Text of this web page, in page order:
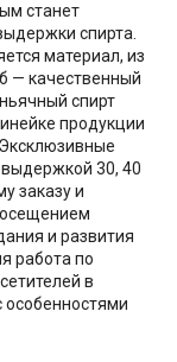
станет
спирта.
материал, из
— качественный
спирт
продукции
30, 40
заказу и
и развития
работа по
в
особенностями